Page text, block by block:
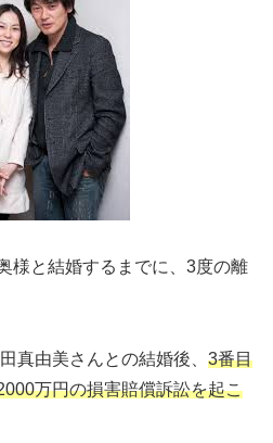
様と結婚するまでに、3度の離
真由美さんとの結婚後、 3番目
万円の損害賠償訴訟を起こ